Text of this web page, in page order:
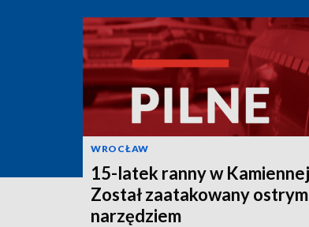
WROCŁAW
15-latek ranny w
Został zaatakowany ostrym
narzędziem